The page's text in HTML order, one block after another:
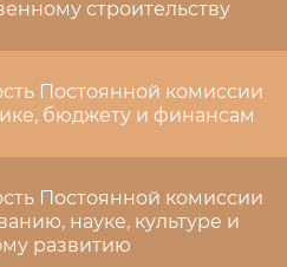
строительству
Постоянной комиссии
бюджету и финансам
Постоянной комиссии
науке, культуре и
развитию